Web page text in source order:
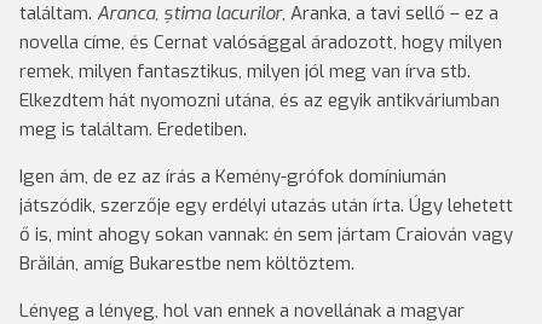
találtam. Aranca, știma lacurilor, Aranka, a tavi sellő – ez a
novella címe, és Cernat valósággal áradozott, hogy milyen
remek, milyen fantasztikus, milyen jól meg van írva stb.
Elkezdtem hát nyomozni utána, és az egyik antikváriumban
meg is találtam. Eredetiben.
Igen ám, de ez az írás a Kemény-grófok domíniumán
játszódik, szerzője egy erdélyi utazás után írta. Úgy lehetett
ő is, mint ahogy sokan vannak: én sem jártam Craiován vagy
Brăilán, amíg Bukarestbe nem költöztem.
Lényeg a lényeg, hol van ennek a novellának a magyar